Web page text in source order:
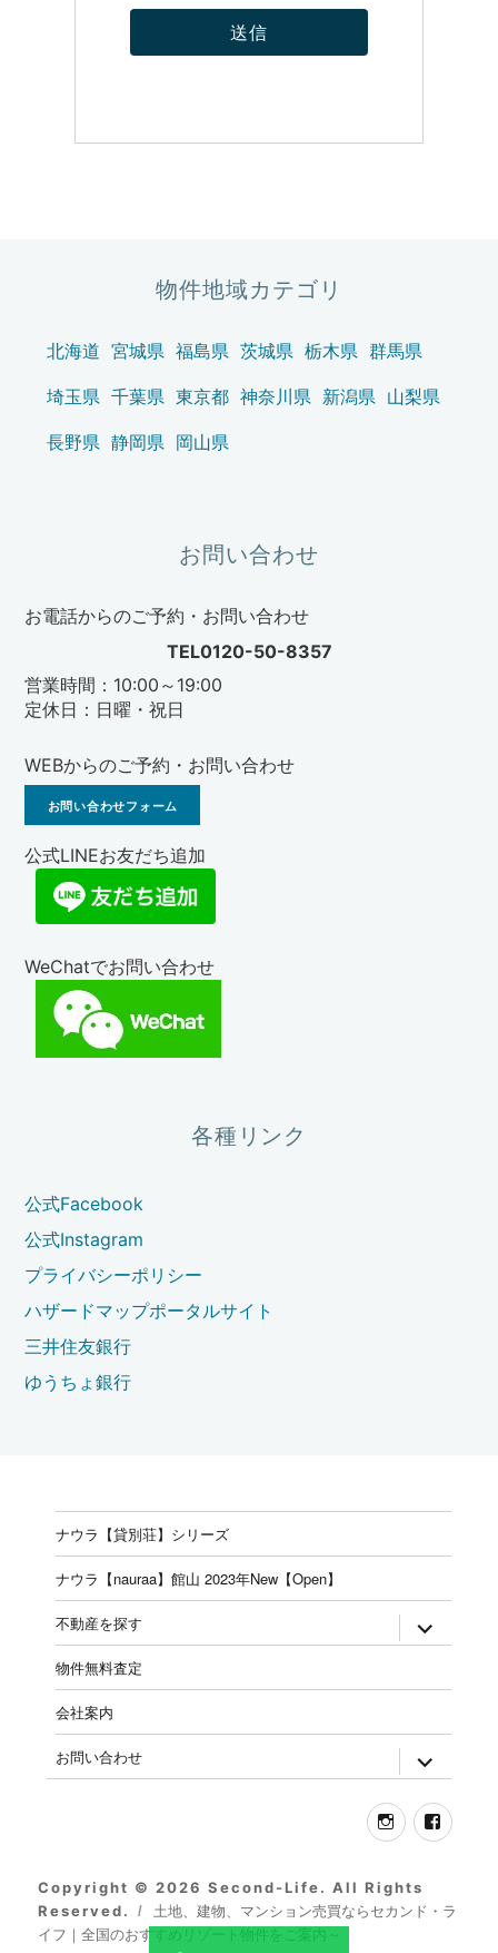
物件地域カテゴリ
北海道 宮城県 福島県 茨城県 栃木県 群馬県
埼玉県 千葉県 東京都 神奈川県 新潟県 山梨県
長野県 静岡県 岡山県
お問い合わせ
お電話からのご予約・お問い合わせ
TEL0120-50-8357
営業時間：10:00～19:00
定休日：日曜・祝日
WEBからのご予約・お問い合わせ
お問い合わせフォーム
公式LINEお友だち追加
WeChatでお問い合わせ
各種リンク
公式Facebook
公式Instagram
プライバシーポリシー
ハザードマップポータルサイト
三井住友銀行
ゆうちょ銀行
ナウラ【貸別荘】シリーズ
ナウラ【nauraa】館山 2023年New【Open】
不動産を探す expand
child
物件無料査定
会社案内
お問い合わせ expand
child
Instagram
Copyright © 2026 Second-Life. All Rights
Reserved.
土地、建物、マンション売買ならセカンド・ラ
イフ｜全国のおすすめリゾート物件をご案内～